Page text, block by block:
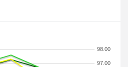
97.00
98.00